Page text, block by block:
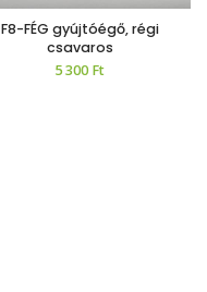
F8-FÉG gyújtóégő, régi
csavaros
5 300Ft